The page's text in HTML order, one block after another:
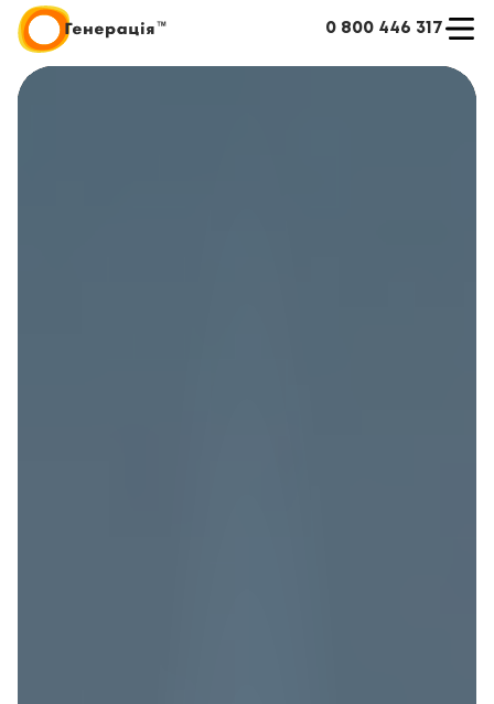
0 800 446 317